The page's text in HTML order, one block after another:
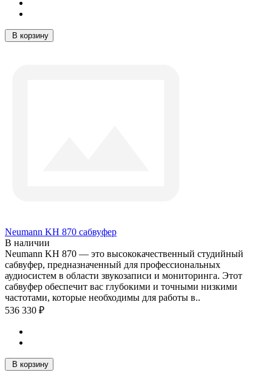
В корзину
Neumann KH 870 сабвуфер
В наличии
Neumann KH 870 — это высококачественный студийный
сабвуфер, предназначенный для профессиональных
аудиосистем в области звукозаписи и мониторинга. Этот
сабвуфер обеспечит вас глубокими и точными низкими
частотами, которые необходимы для работы в..
536 330 ₽
В корзину